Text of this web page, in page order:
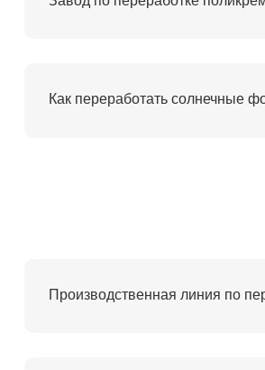
Как переработать солнечные